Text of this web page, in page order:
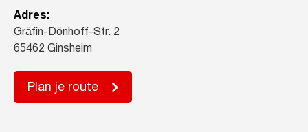
Adres:
Gräfin-Dönhoff-Str. 2
65462 Ginsheim
Plan je route